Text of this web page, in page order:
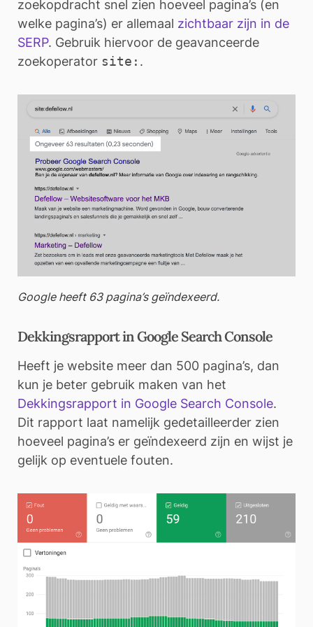
zoekopdracht snel zien hoeveel pagina’s (en
welke pagina’s) er allemaal zichtbaar zijn in de
SERP. Gebruik hiervoor de geavanceerde
zoekoperator site: .
Google heeft 63 pagina’s geïndexeerd.
Dekkingsrapport in Google Search Console
Heeft je website meer dan 500 pagina’s, dan
kun je beter gebruik maken van het
Dekkingsrapport in Google Search Console.
Dit rapport laat namelijk gedetailleerder zien
hoeveel pagina’s er geïndexeerd zijn en wijst je
gelijk op eventuele fouten.